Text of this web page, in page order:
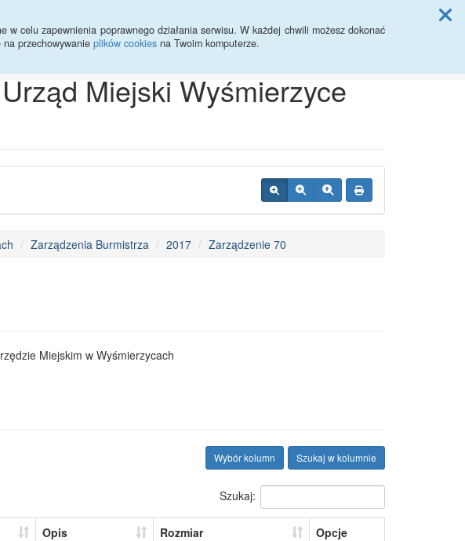
celu zapewnienia poprawnego działania serwisu. W każdej chwili możesz dokonać
przechowywanie plików cookies na Twoim komputerze.
Przycisk wyszukaj duży
Miejski Wyśmierzyce
Zarządzenia Burmistrza 2017 Zarządzenie 70
Miejskim w Wyśmierzycach
Szukaj w kolumnie
Wybór kolumn
Szukaj:
Opis Rozmiar
Opcje